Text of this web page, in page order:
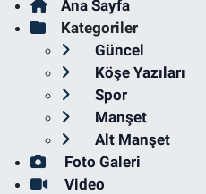
Ana Sayfa
Kategoriler
Güncel
Köşe Yazıları
Spor
Manşet
Alt Manşet
Foto Galeri
Video